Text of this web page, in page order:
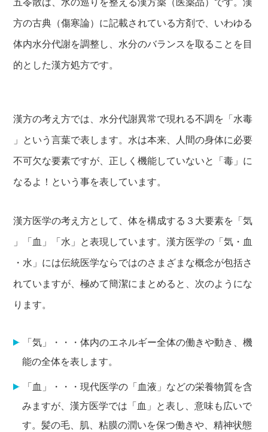
方の古典（傷寒論）に記載されている方剤で、いわゆる
体内水分代謝を調整し、水分のバランスを取ることを目
的とした漢方処方です。
漢方の考え方では、水分代謝異常で現れる不調を「水毒
」という言葉で表します。水は本来、人間の身体に必要
不可欠な要素ですが、正しく機能していないと「毒」に
なるよ！という事を表しています。
漢方医学の考え方として、体を構成する３大要素を「気
」「血」「水」と表現しています。漢方医学の「気・血
・水」には伝統医学ならではのさまざまな概念が包括さ
れていますが、極めて簡潔にまとめると、次のようにな
ります。
「気」・・・体内のエネルギー全体の働きや動き、機
能の全体を表します。
「血」・・・現代医学の「血液」などの栄養物質を含
みますが、漢方医学では「血」と表し、意味も広いで
す。髪の毛、肌、粘膜の潤いを保つ働きや、精神状態